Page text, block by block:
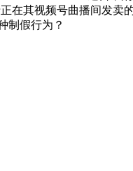
在其视频号曲播间发卖
制假行为？